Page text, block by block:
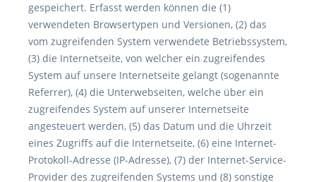
gespeichert. Erfasst werden können die (1)
verwendeten Browsertypen und Versionen, (2) das
vom zugreifenden System verwendete Betriebssystem,
(3) die Internetseite, von welcher ein zugreifendes
System auf unsere Internetseite gelangt (sogenannte
Referrer), (4) die Unterwebseiten, welche über ein
zugreifendes System auf unserer Internetseite
angesteuert werden, (5) das Datum und die Uhrzeit
eines Zugriffs auf die Internetseite, (6) eine Internet-
Protokoll-Adresse (IP-Adresse), (7) der Internet-Service-
Provider des zugreifenden Systems und (8) sonstige